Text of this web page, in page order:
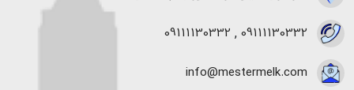
خرید زمین در رویان خرید زمین در محمودآبادو همینطورخرید
ویلا در شمال،خرید ویلا در نور،خرید ویلا در چمستان
خرید ویلا
هموطنان عزیز خدمت کنیم.
09111130332
,
09111130332
info@mestermelk.com